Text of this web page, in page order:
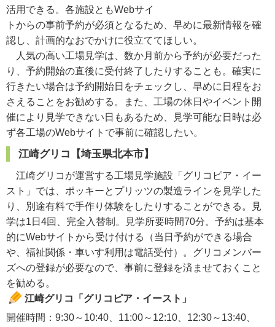
活用できる。各施設ともWebサイ
トからの事前予約が必須となるため、早めに最新情報を確
認し、計画的なおでかけに役立ててほしい。
人気の高い工場見学は、数か月前から予約が必要だった
り、予約開始の直後に受付終了したりすることも。確実に
行きたい場合は予約開始日をチェックし、早めに日程をお
さえることをお勧めする。また、工場の休日やイベント開
催により見学できない日もあるため、見学可能な日時は必
ず各工場のWebサイトで事前に確認したい。
江崎グリコ【埼玉県北本市】
江崎グリコが運営する工場見学施設「グリコピア・イー
スト」では、ポッキーとプリッツの製造ラインを見学した
り、別途有料で手作り体験をしたりすることができる。見
学は1日4回、完全入替制。見学所要時間70分。予約は基本
的にWebサイトから受け付ける（当日予約ができる場合
や、福祉関係・車いす利用は電話受付）。グリコメンバー
ズへの登録が必要なので、事前に登録を済ませておくこと
を勧める。
江崎グリコ「グリコピア・イースト」
開催時間：9:30～10:40、11:00～12:10、12:30～13:40、